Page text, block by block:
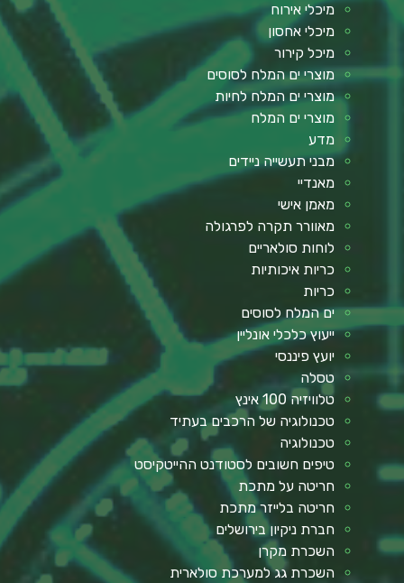
מיכלי אירוח
מיכלי אחסון
מיכל קירור
מוצרי ים המלח לסוסים
מוצרי ים המלח לחיות
מוצרי ים המלח
מדע
מבני תעשייה ניידים
מאנדיי
מאמן אישי
מאוורר תקרה לפרגולה
לוחות סולאריים
כריות איכותיות
כריות
ים המלח לסוסים
ייעוץ כלכלי אונליין
יועץ פיננסי
טסלה
טלוויזיה 100 אינץ
טכנולוגיה של הרכבים בעתיד
טכנולוגיה
טיפים חשובים לסטודנט ההייטקיסט
חריטה על מתכת
חריטה בלייזר מתכת
חברת ניקיון בירושלים
השכרת מקרן
השכרת גג למערכת סולארית